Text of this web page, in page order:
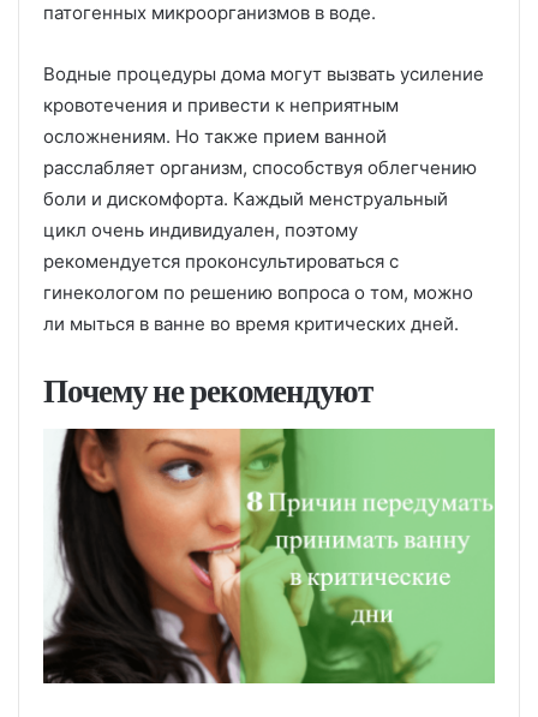
патогенных микроорганизмов в воде.
Водные процедуры дома могут вызвать усиление
кровотечения и привести к неприятным
осложнениям. Но также прием ванной
расслабляет организм, способствуя облегчению
боли и дискомфорта. Каждый менструальный
цикл очень индивидуален, поэтому
рекомендуется проконсультироваться с
гинекологом по решению вопроса о том, можно
ли мыться в ванне во время критических дней.
Почему не рекомендуют